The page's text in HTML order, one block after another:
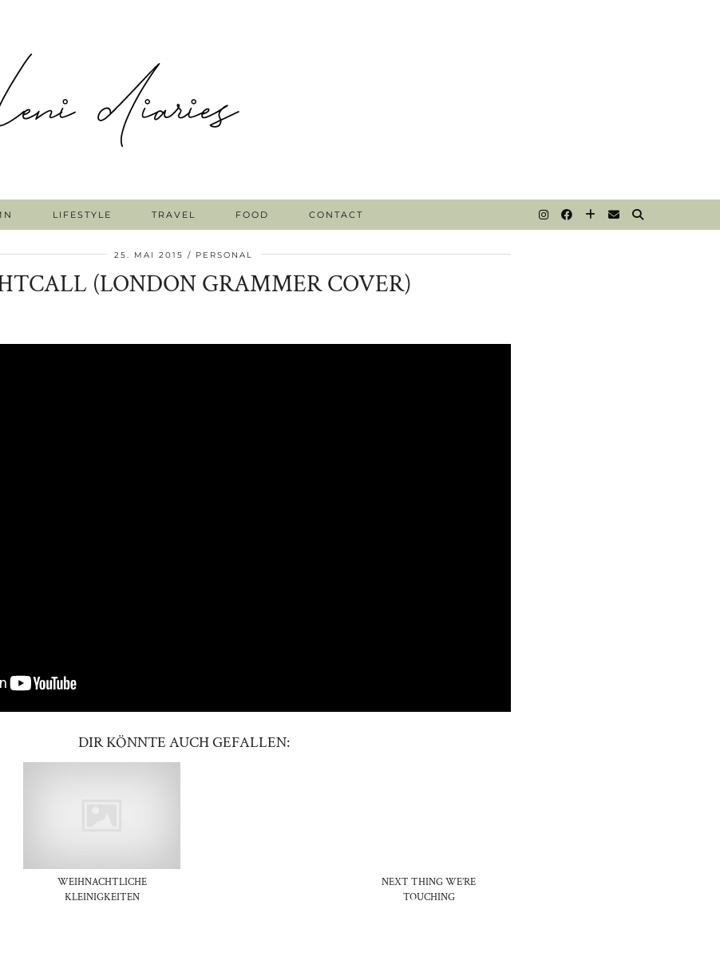
LIFESTYLE TRAVEL FOOD CONTACT
25. MAI 2015 PERSONAL
(LONDON GRAMMER COVER)
DIR KÖNNTE AUCH GEFALLEN:
WEIHNACHTLICHE
KLEINIGKEITEN
NEXT THING WE’RE
TOUCHING